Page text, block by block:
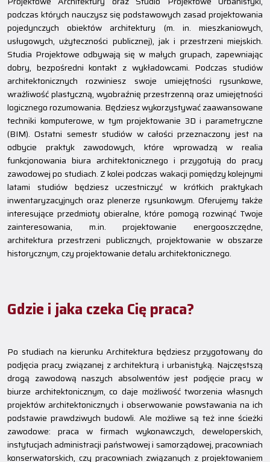
podczas których nauczysz się podstawowych zasad projektowania
pojedynczych obiektów architektury (m. in. mieszkaniowych,
usługowych, użyteczności publicznej), jak i przestrzeni miejskich.
Studia Projektowe odbywają się w małych grupach, zapewniając
dobry, bezpośredni kontakt z wykładowcami. Podczas studiów
architektonicznych rozwiniesz swoje umiejętności rysunkowe,
wrażliwość plastyczną, wyobraźnię przestrzenną oraz umiejętności
logicznego rozumowania. Będziesz wykorzystywać zaawansowane
techniki komputerowe, w tym projektowanie 3D i parametryczne
(BIM). Ostatni semestr studiów w całości przeznaczony jest na
odbycie praktyk zawodowych, które wprowadzą w realia
funkcjonowania biura architektonicznego i przygotują do pracy
zawodowej po studiach. Z kolei podczas wakacji pomiędzy kolejnymi
latami studiów będziesz uczestniczyć w krótkich praktykach
inwentaryzacyjnych oraz plenerze rysunkowym. Oferujemy także
interesujące przedmioty obieralne, które pomogą rozwinąć Twoje
zainteresowania, m.in. projektowanie energooszczędne,
architektura przestrzeni publicznych, projektowanie w obszarze
historycznym, czy projektowanie detalu architektonicznego.
Gdzie i jaka czeka Cię praca?
Po studiach na kierunku Architektura będziesz przygotowany do
podjęcia pracy związanej z architekturą i urbanistyką. Najczęstszą
drogą zawodową naszych absolwentów jest podjęcie pracy w
biurze architektonicznym, co daje możliwość tworzenia własnych
projektów architektonicznych i obserwowanie powstawania na ich
podstawie prawdziwych budowli. Ale możliwe są też inne ścieżki
zawodowe: praca w firmach wykonawczych, deweloperskich,
instytucjach administracji państwowej i samorządowej, pracowniach
konserwatorskich, czy pracowniach związanych z projektowaniem